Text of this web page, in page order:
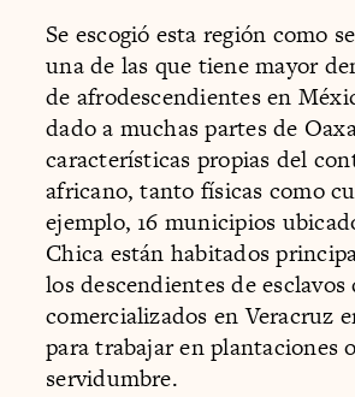
Se escogió esta región como
una de las que tiene mayor
de afrodescendientes en
dado a muchas partes de
características propias del
africano, tanto físicas como
ejemplo, 16 municipios
Chica están habitados
los descendientes de
comercializados en Veracruz
para trabajar en plantaciones
servidumbre.